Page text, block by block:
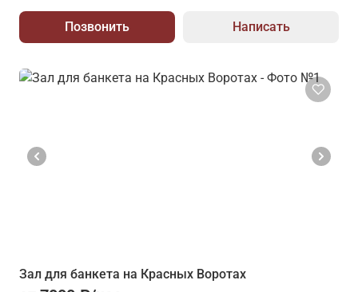
Позвонить Написать
Зал для банкета на Красных Воротах